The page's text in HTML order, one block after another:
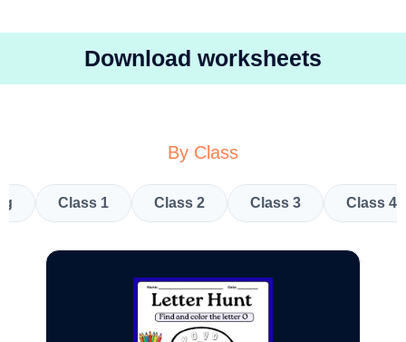
Download worksheets
By Class
Class 1 Class 2 Class 3 Class 4